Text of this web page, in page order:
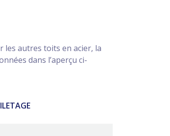
les autres toits en acier, la
dans l’aperçu ci-